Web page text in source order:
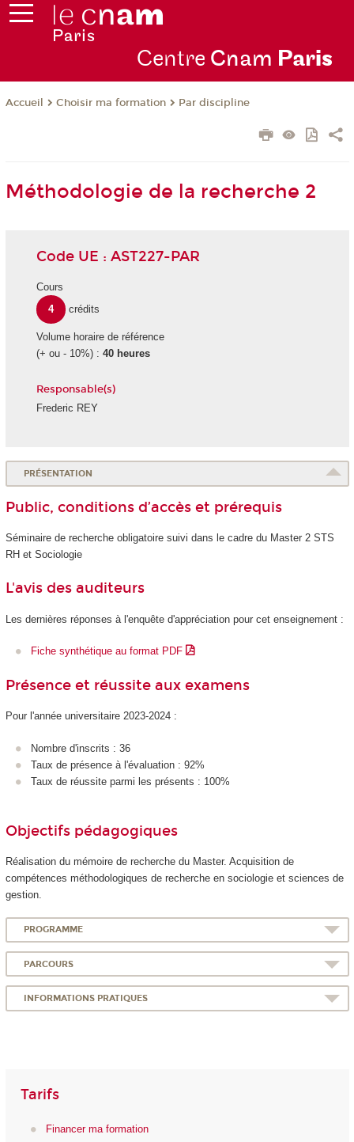
Centre Cnam Paris
Accueil Choisir ma formation Par discipline
Méthodologie de la recherche 2
Code UE : AST227-PAR
Cours
4
crédits
Volume horaire de référence
(+ ou - 10%) : 40 heures
Responsable(s)
Frederic REY
PRÉSENTATION
Public, conditions d’accès et prérequis
Séminaire de recherche obligatoire suivi dans le cadre du Master 2 STS
RH et Sociologie
L'avis des auditeurs
Les dernières réponses à l'enquête d'appréciation pour cet enseignement :
Fiche synthétique au format PDF
Présence et réussite aux examens
Pour l'année universitaire 2023-2024 :
Nombre d'inscrits : 36
Taux de présence à l'évaluation : 92%
Taux de réussite parmi les présents : 100%
Objectifs pédagogiques
Réalisation du mémoire de recherche du Master. Acquisition de
compétences méthodologiques de recherche en sociologie et sciences de
gestion.
PROGRAMME
PARCOURS
INFORMATIONS PRATIQUES
Tarifs
Financer ma formation